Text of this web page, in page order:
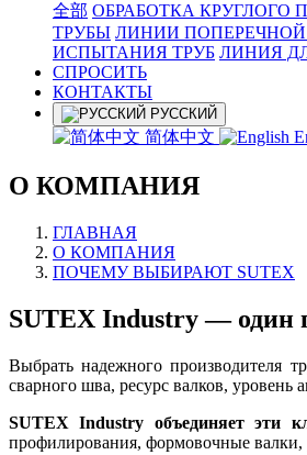
全部 ОБРАБОТКА КРУГЛОГО
ТРУБЫ ЛИНИИ ПОПЕРЕЧНОЙ
ИСПЫТАНИЯ ТРУБ ЛИНИЯ
СПРОСИТЬ
КОНТАКТЫ
РУССКИЙ
简体中文
О КОМПАНИЯ
ГЛАВНАЯ
О КОМПАНИЯ
ПОЧЕМУ ВЫБИРАЮТ SUTEX
SUTEX Industry — один
Выбрать надежного производителя
сварного шва, ресурс валков, уровень
SUTEX Industry объединяет эти
профилирования, формовочные валки,